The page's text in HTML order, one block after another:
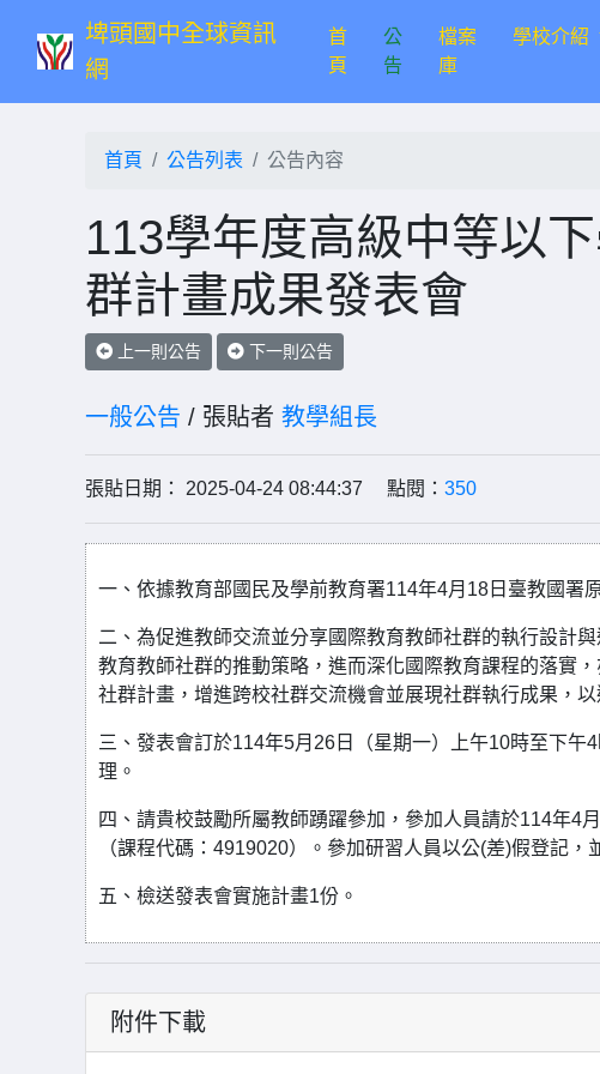
埤頭國中全球資訊
網
首
頁(current)
公
告
檔案
庫
學校介紹
首頁 公告列表 公告內容
113學年度高級中等以
群計畫成果發表會
上一則公告 下一則公告
一般公告 / 張貼者 教學組長
張貼日期： 2025-04-24 08:44:37 點閱： 350
一、依據教育部國民及學前教育署114年4月18日臺教國署
二、為促進教師交流並分享國際教育教師社群的執行設計
教育教師社群的推動策略，進而深化國際教育課程的落實
社群計畫，增進跨校社群交流機會並展現社群執行成果，
三、發表會訂於114年5月26日（星期一）上午10時至下
理。
四、請貴校鼓勵所屬教師踴躍參加，參加人員請於114年4
（課程代碼：4919020）。參加研習人員以公(差)假登記，
五、檢送發表會實施計畫1份。
附件下載